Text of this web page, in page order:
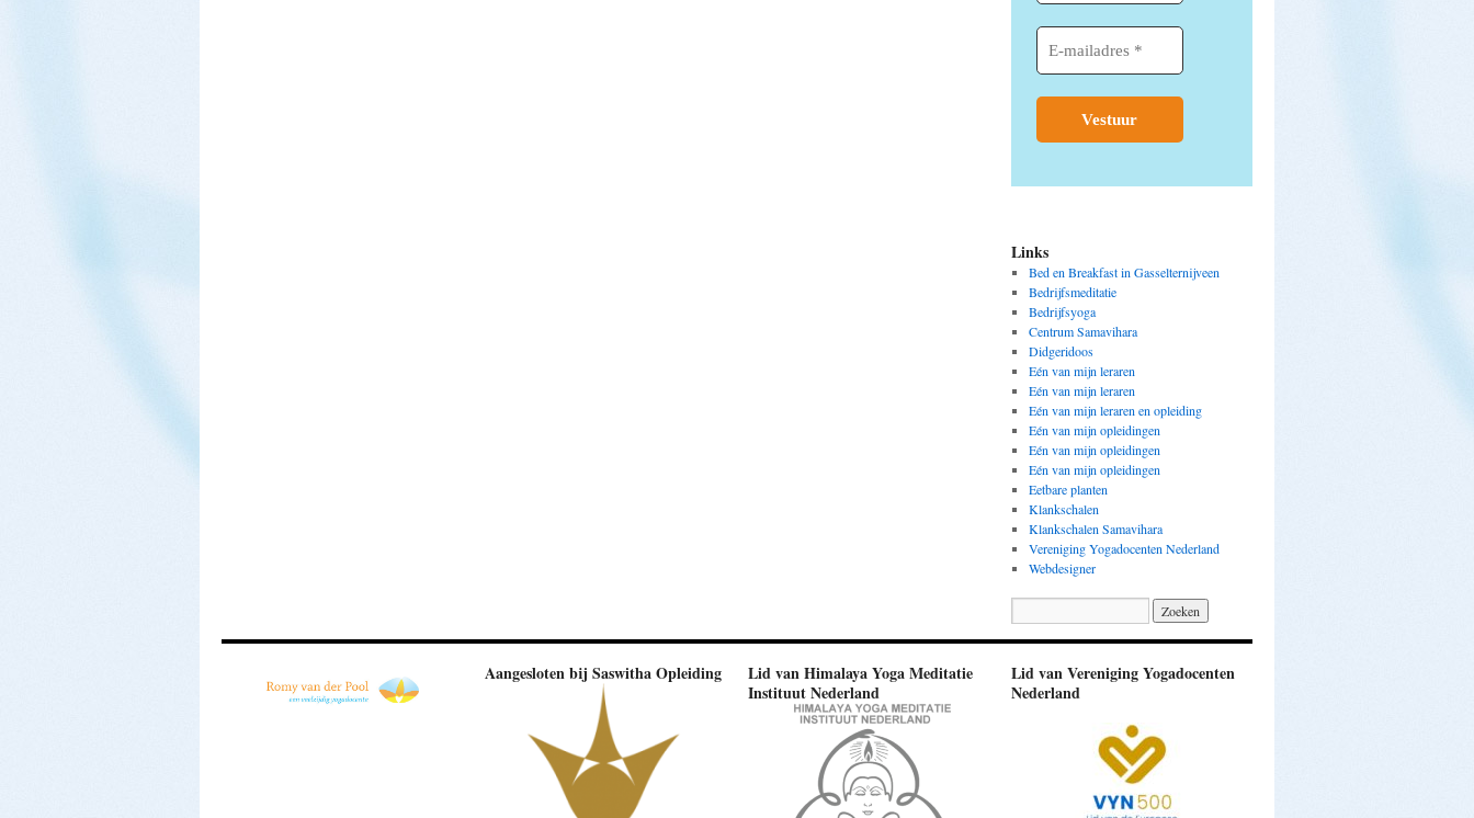
Links
Bed en Breakfast in Gasselternijveen
Bedrijfsmeditatie
Bedrijfsyoga
Centrum Samavihara
Didgeridoos
Eén van mijn leraren
Eén van mijn leraren
Eén van mijn leraren en opleiding
Eén van mijn opleidingen
Eén van mijn opleidingen
Eén van mijn opleidingen
Eetbare planten
Klankschalen
Klankschalen Samavihara
Vereniging Yogadocenten Nederland
Webdesigner
Aangesloten bij Saswitha Opleiding
Lid van Himalaya Yoga Meditatie
Instituut Nederland
Lid van Vereniging Yogadocenten
Nederland